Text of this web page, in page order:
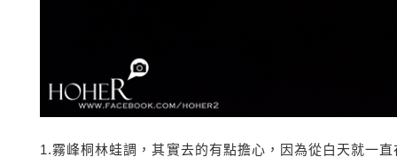
1.霧峰桐林蛙調，其實去的有點擔心，因為從白天就一